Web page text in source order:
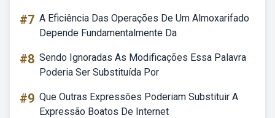
#7 A Eficiência Das Operações De Um Almoxarifado
Depende Fundamentalmente Da
#8 Sendo Ignoradas As Modificações Essa Palavra
Poderia Ser Substituída Por
#9 Que Outras Expressões Poderiam Substituir A
Expressão Boatos De Internet